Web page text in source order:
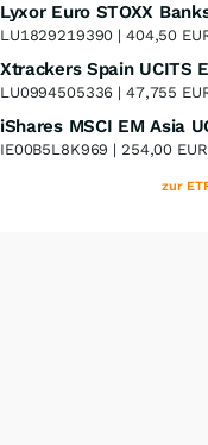
LU1829219390 | 404,50
LU0994505336 | 47,755
IE00B5L8K969 | 254,00 EUR
zur